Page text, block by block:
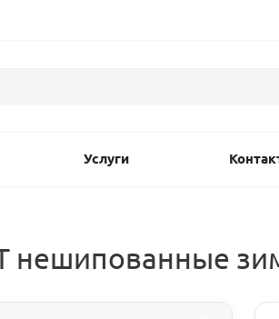
Услуги
нешипованные